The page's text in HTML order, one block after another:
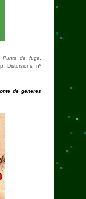
Punts de fuga.
Distorsions, nº
de gèneres